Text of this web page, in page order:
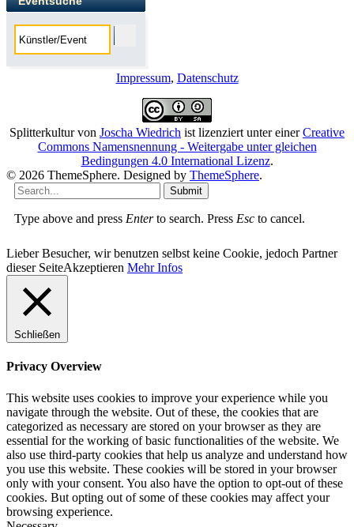
Impressum, Datenschutz
Splitterkulturvon Joscha Wiedrich ist lizenziert unter einerCreative
Commons Namensnennung - Weitergabe unter gleichen
Bedingungen 4.0 International Lizenz.
© 2026 ThemeSphere. Designed by ThemeSphere.
Submit
Type above and press Enterto search. Press Esc to cancel.
Lieber Besucher, wir benutzen selbst keine Cookie, jedoch Partner
dieser SeiteAkzeptieren Mehr Infos
Schließen
Privacy Overview
This website uses cookies to improve your experience while you
navigate through the website. Out of these, the cookies that are
categorized as necessary are stored on your browser as they are
essential for the working of basic functionalities of the website. We
also use third-party cookies that help us analyze and understand how
you use this website. These cookies will be stored in your browser
only with your consent. You also have the option to opt-out of these
cookies. But opting out of some of these cookies may affect your
browsing experience.